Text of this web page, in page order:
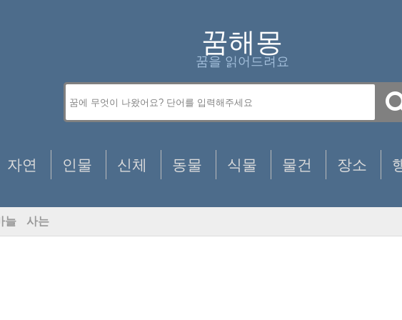
꿈해몽
꿈을 읽어드려요
자연 인물 신체 동물 식물 물건 장소
늘 사는